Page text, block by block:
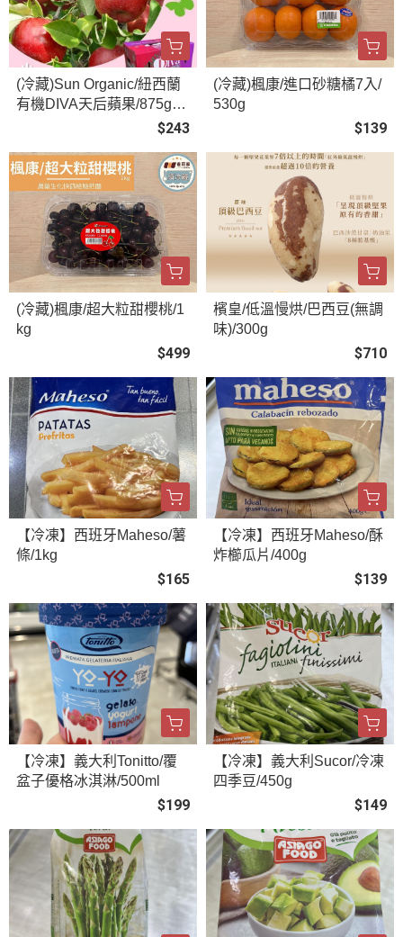
(冷藏)Sun Organic/紐西蘭
有機DIVA天后蘋果/875g
$243
(冷藏)楓康/進口砂糖橘7入/
530g
$139
(冷藏)楓康/超大粒甜櫻桃/1
kg
$499
檳皇/低溫慢烘/巴西豆(無調
味)/300g
$710
【冷凍】西班牙Maheso/薯
條/1kg
$165
【冷凍】西班牙Maheso/酥
炸櫛瓜片/400g
$139
【冷凍】義大利Tonitto/覆
盆子優格冰淇淋/500ml
$199
【冷凍】義大利Sucor/冷凍
四季豆/450g
$149